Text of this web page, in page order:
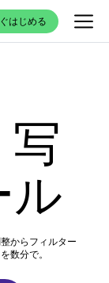
はじめる
ル
からフィルター
数分で。